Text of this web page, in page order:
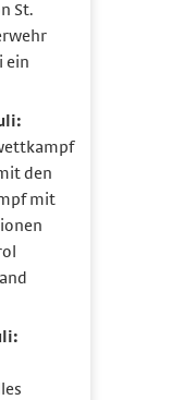
St.
ein
den
mit